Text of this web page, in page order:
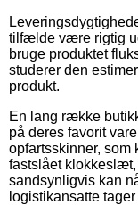
tilfælde være rigtig
bruge produktet
studerer den
produkt.
En lang række
på deres favorit
opfartsskinner,
fastslået
sandsynligvis kan
logistikansatte